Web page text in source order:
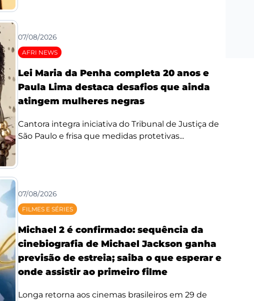
07/08/2026
AFRI NEWS
Lei Maria da Penha completa 20 anos e
Paula Lima destaca desafios que ainda
atingem mulheres negras
Cantora integra iniciativa do Tribunal de Justiça de
São Paulo e frisa que medidas protetivas...
07/08/2026
FILMES E SÉRIES
Michael 2 é confirmado: sequência da
cinebiografia de Michael Jackson ganha
previsão de estreia; saiba o que esperar e
onde assistir ao primeiro filme
Longa retorna aos cinemas brasileiros em 29 de